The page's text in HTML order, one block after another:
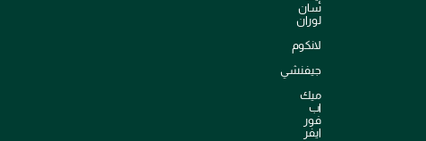
سان
لوران
لانكوم
جيفنشي
ميك
اب
فور
ايفر